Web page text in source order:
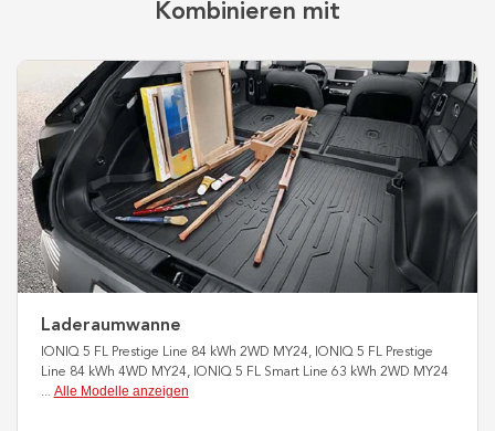
Kombinieren mit
Laderaumwanne
IONIQ 5 FL Prestige Line 84 kWh 2WD MY24, IONIQ 5 FL Prestige
Line 84 kWh 4WD MY24, IONIQ 5 FL Smart Line 63 kWh 2WD MY24
... Alle Modelle anzeigen